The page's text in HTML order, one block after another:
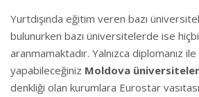
Yurtdışında eğitim veren bazı
bulunurken bazı üniversitelerde ise
aranmamaktadır. Yalnızca diplomanız
yapabileceğiniz Moldova
denkliği olan kurumlara Eurostar